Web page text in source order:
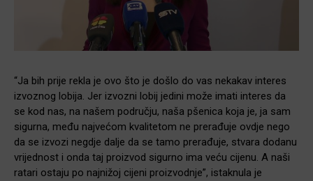
“Ja bih prije rekla je ovo što je došlo do vas nekakav interes
izvoznog lobija. Jer izvozni lobij jedini može imati interes da
se kod nas, na našem području, naša pšenica koja je, ja sam
sigurna, među najvećom kvalitetom ne prerađuje ovdje nego
da se izvozi negdje dalje da se tamo prerađuje, stvara dodanu
vrijednost i onda taj proizvod sigurno ima veću cijenu. A naši
ratari ostaju po najnižoj cijeni proizvodnje”, istaknula je